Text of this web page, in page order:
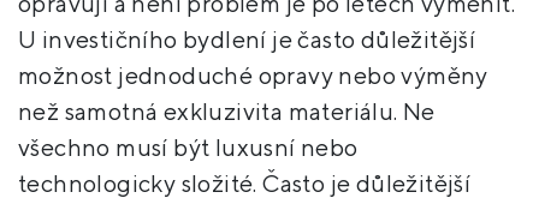
U investičního bydlení je často důležitější
možnost jednoduché opravy nebo výměny
než samotná exkluzivita materiálu. Ne
všechno musí být luxusní nebo
technologicky složité. Často je důležitější